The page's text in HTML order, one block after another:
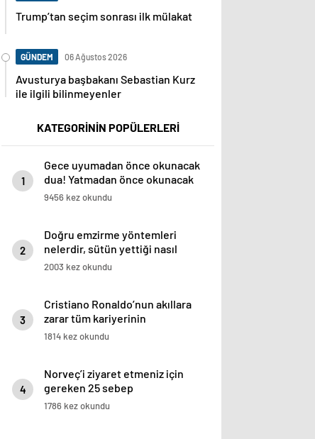
Trump’tan seçim sonrası ilk mülakat
GÜNDEM 06 Ağustos 2026
Avusturya başbakanı Sebastian Kurz
ile ilgili bilinmeyenler
KATEGORİNİN POPÜLERLERİ
1
Gece uyumadan önce okunacak
dua! Yatmadan önce okunacak
dualar! Uyumak için hangi dua?
9456 kez okundu
2
Doğru emzirme yöntemleri
nelerdir, sütün yettiği nasıl
anlaşılır?
2003 kez okundu
3
Cristiano Ronaldo’nun akıllara
zarar tüm kariyerinin
istatistiğini çıkardık !
1814 kez okundu
4
Norveç’i ziyaret etmeniz için
gereken 25 sebep
1786 kez okundu